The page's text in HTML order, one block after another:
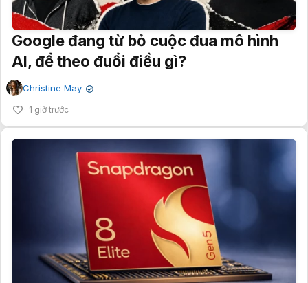
Google đang từ bỏ cuộc đua mô hình
AI, để theo đuổi điều gì?
Christine May ✔
1 giờ trước